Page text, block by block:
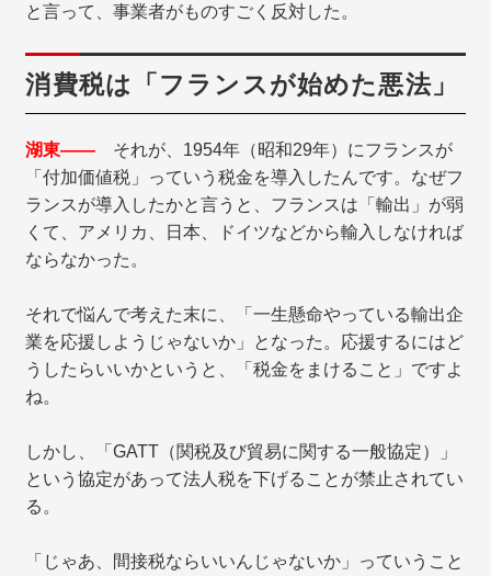
と言って、事業者がものすごく反対した。
消費税は「フランスが始めた悪法」
湖東―― それが、1954年（昭和29年）にフランスが
「付加価値税」っていう税金を導入したんです。なぜフ
ランスが導入したかと言うと、フランスは「輸出」が弱
くて、アメリカ、日本、ドイツなどから輸入しなければ
ならなかった。
それで悩んで考えた末に、「一生懸命やっている輸出企
業を応援しようじゃないか」となった。応援するにはど
うしたらいいかというと、「税金をまけること」ですよ
ね。
しかし、「GATT（関税及び貿易に関する一般協定）」
という協定があって法人税を下げることが禁止されてい
る。
「じゃあ、間接税ならいいんじゃないか」っていうこと